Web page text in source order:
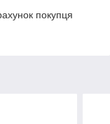
покупця